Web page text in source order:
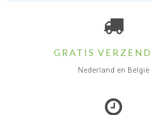
GRATIS
Nederland en België